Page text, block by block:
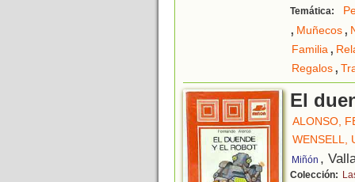
Temática:
, Muñecos,
Familia,
Regalos,
El
ALONSO,
WENSELL,
Miñón ,
Colección: